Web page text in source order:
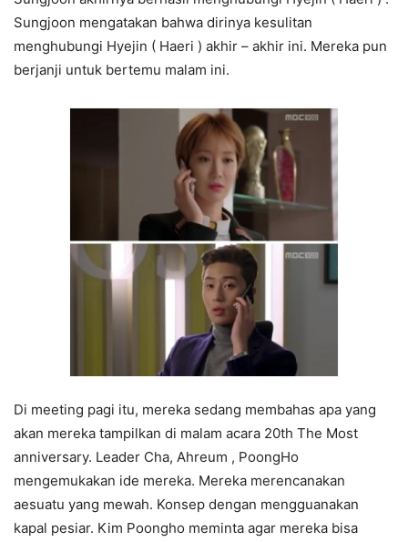
Sungjoon mengatakan bahwa dirinya kesulitan
menghubungi Hyejin ( Haeri ) akhir – akhir ini. Mereka pun
berjanji untuk bertemu malam ini.
Di meeting pagi itu, mereka sedang membahas apa yang
akan mereka tampilkan di malam acara 20th The Most
anniversary. Leader Cha, Ahreum , PoongHo
mengemukakan ide mereka. Mereka merencanakan
aesuatu yang mewah. Konsep dengan mengguanakan
kapal pesiar. Kim Poongho meminta agar mereka bisa